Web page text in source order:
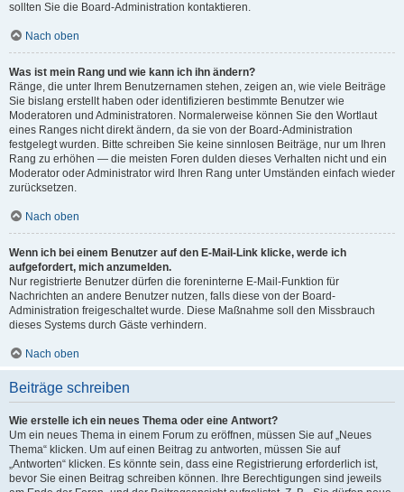
sollten Sie die Board-Administration kontaktieren.
Nach oben
Was ist mein Rang und wie kann ich ihn ändern?
Ränge, die unter Ihrem Benutzernamen stehen, zeigen an, wie viele Beiträge
Sie bislang erstellt haben oder identifizieren bestimmte Benutzer wie
Moderatoren und Administratoren. Normalerweise können Sie den Wortlaut
eines Ranges nicht direkt ändern, da sie von der Board-Administration
festgelegt wurden. Bitte schreiben Sie keine sinnlosen Beiträge, nur um Ihren
Rang zu erhöhen — die meisten Foren dulden dieses Verhalten nicht und ein
Moderator oder Administrator wird Ihren Rang unter Umständen einfach wieder
zurücksetzen.
Nach oben
Wenn ich bei einem Benutzer auf den E-Mail-Link klicke, werde ich
aufgefordert, mich anzumelden.
Nur registrierte Benutzer dürfen die foreninterne E-Mail-Funktion für
Nachrichten an andere Benutzer nutzen, falls diese von der Board-
Administration freigeschaltet wurde. Diese Maßnahme soll den Missbrauch
dieses Systems durch Gäste verhindern.
Nach oben
Beiträge schreiben
Wie erstelle ich ein neues Thema oder eine Antwort?
Um ein neues Thema in einem Forum zu eröffnen, müssen Sie auf „Neues
Thema“ klicken. Um auf einen Beitrag zu antworten, müssen Sie auf
„Antworten“ klicken. Es könnte sein, dass eine Registrierung erforderlich ist,
bevor Sie einen Beitrag schreiben können. Ihre Berechtigungen sind jeweils